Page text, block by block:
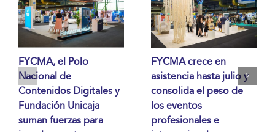
FYCMA, el Polo
Nacional de
Contenidos Digitales y
Fundación Unicaja
suman fuerzas para
FYCMA crece en
asistencia hasta julio y
consolida el peso de
los eventos
profesionales e